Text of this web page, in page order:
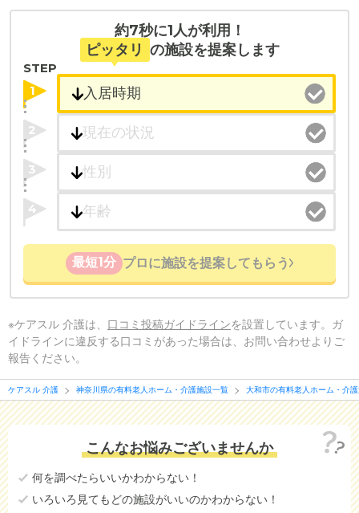
約7秒に1人が利用！
ピッタリ の施設を提案します
STEP
1
2
3
4
最短1分 プロに施設を提案してもらう
※ケアスル 介護は、 口コミ投稿ガイドラインを設置しています。ガ
イドラインに違反する口コミがあった場合は、お問い合わせよりご
報告ください。
ケアスル 介護 神奈川県の有料老人ホーム・介護施設一覧 大和市の有料老人ホーム・介
こんなお悩みございませんか
何を調べたらいいかわからない！
いろいろ見てもどの施設がいいのかわからない！